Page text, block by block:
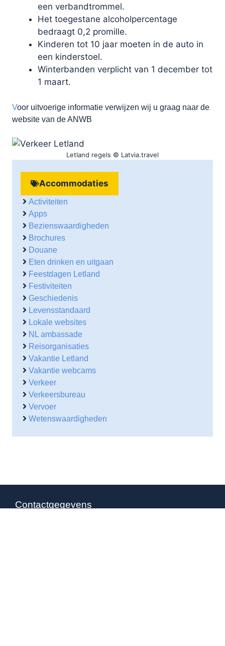
een verbandtrommel.
Het toegestane alcoholpercentage
bedraagt 0,2 promille.
Kinderen tot 10 jaar moeten in de auto in
een kinderstoel.
Winterbanden verplicht van 1 december tot
1 maart.
Voor uitvoerige informatie verwijzen wij u graag naar de
website van de ANWB
Letland regels © Latvia.travel
Accommodaties
Activiteiten
Apps
Bezienswaardigheden
Brochures
Douane
Eten drinken en uitgaan
Feestdagen Letland
Festiviteiten
Geschiedenis
Levensstandaard
Lokale websites
NL ambassade
Reisorganisaties
Vakantie Letland
Vakantie webcams
Verkeer
Verkeersbureau
Vervoer
Wetenswaardigheden
Contactgegevens